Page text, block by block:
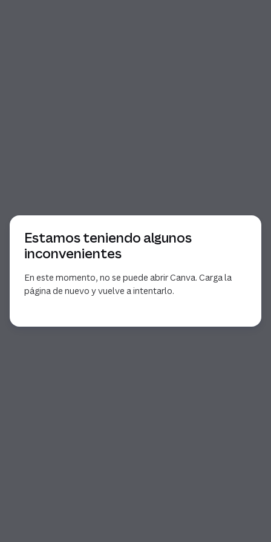
Estamos teniendo algunos
inconvenientes
En este momento, no se puede abrir Canva. Carga la
página de nuevo y vuelve a intentarlo.